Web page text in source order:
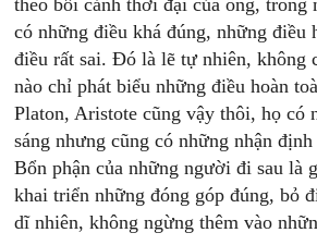
theo bối cảnh thời đại của ông, trong
có những điều khá đúng, những điều
điều rất sai. Đó là lẽ tự nhiên, không
nào chỉ phát biểu những điều hoàn
Platon, Aristote cũng vậy thôi, họ có
sáng nhưng cũng có những nhận
Bổn phận của những người đi sau là
khai triển những đóng góp đúng, bỏ
dĩ nhiên, không ngừng thêm vào